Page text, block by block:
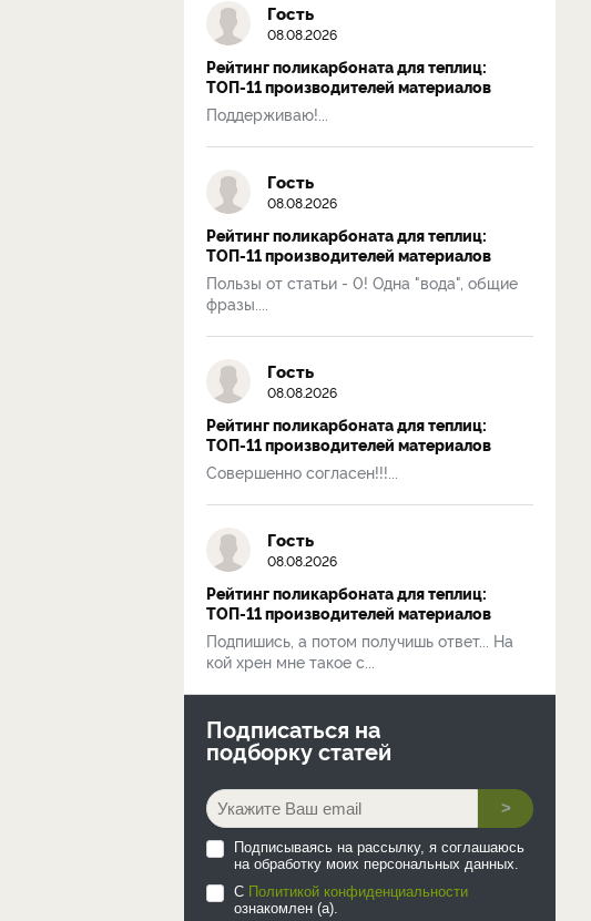
Гость
08.08.2026
Рейтинг поликарбоната для теплиц:
ТОП-11 производителей материалов
Поддерживаю!...
Гость
08.08.2026
Рейтинг поликарбоната для теплиц:
ТОП-11 производителей материалов
Пользы от статьи - 0! Одна "вода", общие
фразы....
Гость
08.08.2026
Рейтинг поликарбоната для теплиц:
ТОП-11 производителей материалов
Совершенно согласен!!!...
Гость
08.08.2026
Рейтинг поликарбоната для теплиц:
ТОП-11 производителей материалов
Подпишись, а потом получишь ответ... На
кой хрен мне такое с...
Подписаться на
подборку статей
>
Подписываясь на рассылку, я соглашаюсь
на обработку моих персональных данных.
С Политикой конфиденциальности
ознакомлен (а).